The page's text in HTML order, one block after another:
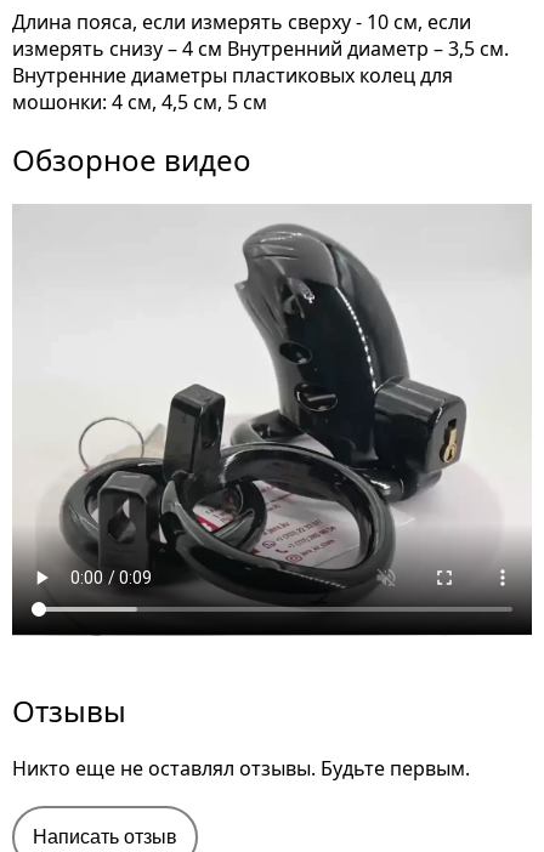
Длина пояса, если измерять сверху - 10 см, если
измерять снизу – 4 см Внутренний диаметр – 3,5 см.
Внутренние диаметры пластиковых колец для
мошонки: 4 см, 4,5 см, 5 см
Обзорное видео
Отзывы
Никто еще не оставлял отзывы. Будьте первым.
Написать отзыв